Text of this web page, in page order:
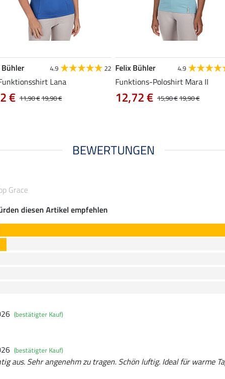
Bühler 4.9 22
Lana
11,90 €19,90 €
€
Felix Bühler 4.9
Funktions-Poloshirt Mara II
15,90 €19,90 €
12,72 €
BEWERTUNGEN
Grace
diesen Artikel empfehlen
(bestätigter Kauf)
(bestätigter Kauf)
aus. Sehr angenehm zu tragen. Schön luftig. Ideal für warme